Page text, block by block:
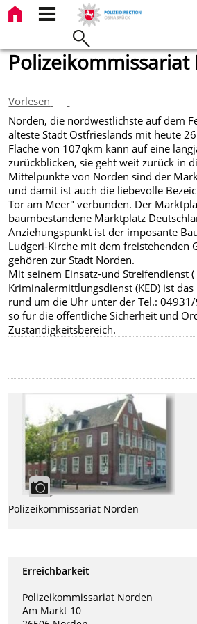
Polizeikommissariat
Vorlesen
Norden, die nordwestlichste auf dem
älteste Stadt Ostfrieslands mit heute
Fläche von 107qkm kann auf eine
zurückblicken, sie geht weit zurück in
Mittelpunkte von Norden sind der
und damit ist auch die liebevolle
Tor am Meer" verbunden. Der
baumbestandene Marktplatz
Anziehungspunkt ist der imposante
Ludgeri-Kirche mit dem freistehenden
gehören zur Stadt Norden.
Mit seinem Einsatz-und Streifendienst (
Kriminalermittlungsdienst (KED) ist
rund um die Uhr unter der Tel.:
so für die öffentliche Sicherheit und
Zuständigkeitsbereich.
Polizeikommissariat Norden
Erreichbarkeit
Polizeikommissariat Norden
Am Markt 10